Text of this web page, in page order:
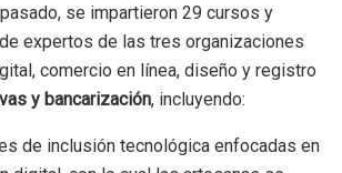
se impartieron 29 cursos y
expertos de las tres organizaciones
comercio en línea, diseño y registro
y bancarización, incluyendo:
de inclusión tecnológica enfocadas en